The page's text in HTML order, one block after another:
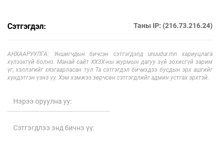
Сэтгэгдэл: Таны IP: (216.73.216.24)
АНХААРУУЛГА: Уншигчдын бичсэн сэтгэгдэлд unuudur.mn хариуцлага
хүлээхгүй болно. Манай сайт ХХЗХ-ны журмын дагуу зүй зохисгүй зарим
үг, хэллэгийг хязгаарласан тул Та сэтгэгдэл бичихдээ бусдын эрх ашгийг
хүндэтгэн үзнэ үү. Хэм хэмжээ зөрчсөн сэтгэгдлийг админ устгах эрхтэй.